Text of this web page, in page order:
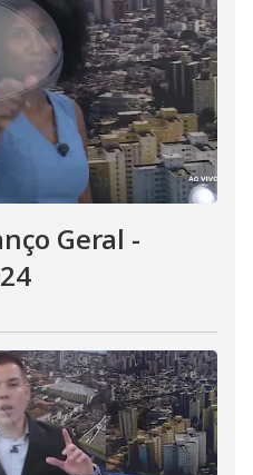
Geral -